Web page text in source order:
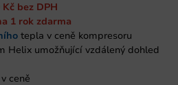
bez DPH
1 rok zdarma
tepla v ceně kompresoru
Helix umožňující vzdálený dohled
ceně